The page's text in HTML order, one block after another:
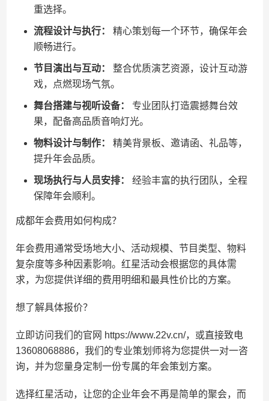
重选择。
流程设计与执行：
精心策划每一个环节，确保年会
顺畅进行。
节目演出与互动：
整合优质演艺资源，设计互动游
戏，点燃现场气氛。
舞台搭建与视听设备：
专业团队打造震撼舞台效
果，配备高品质音响灯光。
物料设计与制作：
精美背景板、邀请函、礼品等，
提升年会品质。
现场执行与人员安排：
经验丰富的执行团队，全程
保障年会顺利。
成都年会费用如何构成？
年会费用通常受场地大小、活动规模、节目类型、物料
复杂度等多种因素影响。红星活动会根据您的具体需
求，为您提供详细的费用明细和最具性价比的方案。
想了解具体报价？
立即访问我们的官网 https://www.22v.cn/，或直接致电
13608068886，我们的专业策划师将为您提供一对一咨
询，并为您量身定制一份专属的年会策划方案。
选择红星活动，让您的企业年会不再是简单的聚会，而